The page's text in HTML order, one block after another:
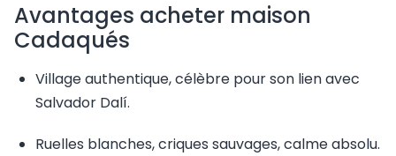
Avantages acheter maison
Cadaqués
Village authentique, célèbre pour son lien avec
Salvador Dalí.
Ruelles blanches, criques sauvages, calme absolu.